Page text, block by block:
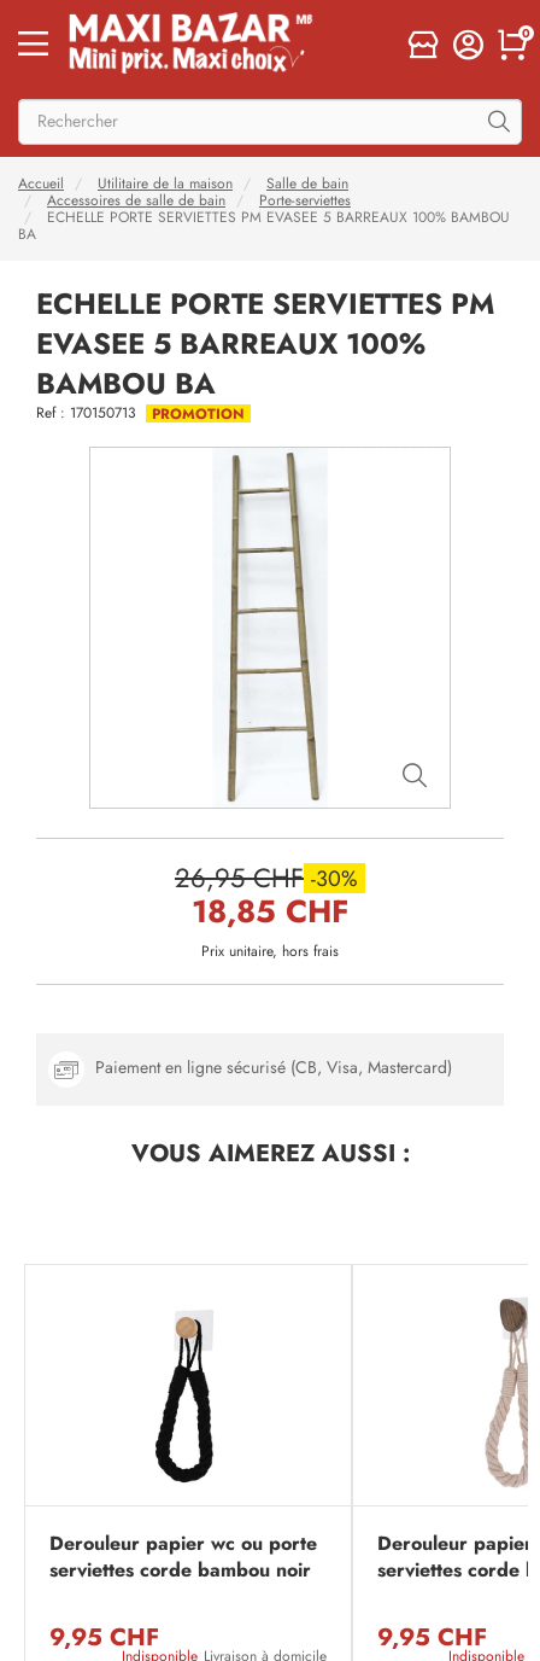
0
Accueil Utilitaire de la maison
Salle de bain
Accessoires de salle de bain
Porte-serviettes
ECHELLE PORTE SERVIETTES PM EVASEE 5 BARREAUX 100% BAMBOU
BA
ECHELLE PORTE SERVIETTES PM
EVASEE 5 BARREAUX 100%
BAMBOU BA
Ref : 170150713 PROMOTION
26,95 CHF -30%
18,85 CHF
Prix unitaire, hors frais
Paiement en ligne sécurisé (CB, Visa, Mastercard)
VOUS AIMEREZAUSSI :
Derouleur papier wc ou porte
serviettes corde bambou noir
9,95 CHF
Indisponible Livraison à domicile
Derouleur papier
serviettes corde
9,95 CHF
Indisponible